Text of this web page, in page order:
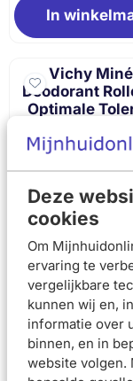
Deze
cookies
Om
ervaring te
vergelijkbare
kunnen wij en,
informatie over
binnen, en in
website volgen.
In
Vichy
Deodorant
Optimale
€15,50
In
Vichy Clinical
Anti-
125ml